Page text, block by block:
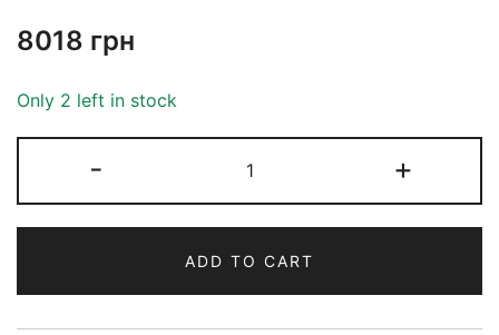
8018 грн
Only 2 left in stock
- +
ADD TO CART